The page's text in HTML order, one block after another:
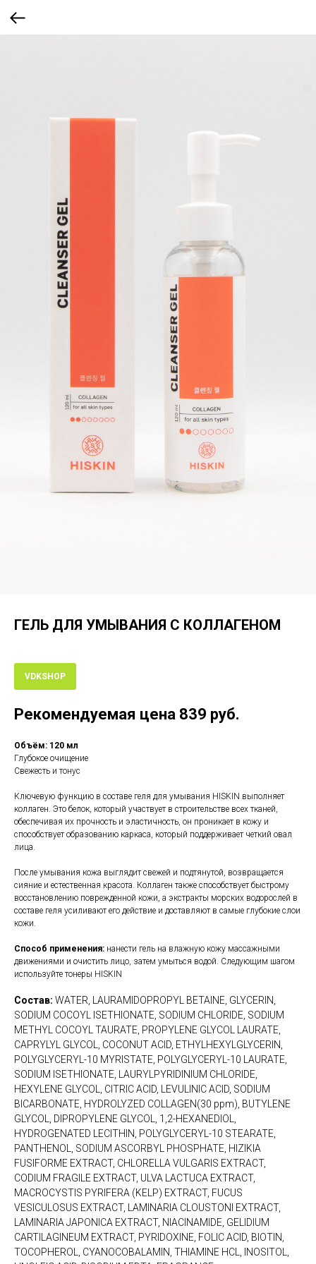
ГЕЛЬ ДЛЯ УМЫВАНИЯ С КОЛЛАГЕНОМ
VDKSHOP
Рекомендуемая цена 839 руб.
Объём: 120 мл
Глубокое очищение
Свежесть и тонус
Ключевую функцию в составе геля для умывания HISKIN выполняет
коллаген. Это белок, который участвует в строительстве всех тканей,
обеспечивая их прочность и эластичность, он проникает в кожу и
способствует образованию каркаса, который поддерживает четкий овал
лица.
После умывания кожа выглядит свежей и подтянутой, возвращается
сияние и естественная красота. Коллаген также способствует быстрому
восстановлению поврежденной кожи, а экстракты морских водорослей в
составе геля усиливают его действие и доставляют в самые глубокие слои
кожи.
Способ применения: нанести гель на влажную кожу массажными
движениями и очистить лицо, затем умыться водой. Следующим шагом
используйте тонеры HISKIN
Состав: WATER, LAURAMIDOPROPYL BETAINE, GLYCERIN,
SODIUM COCOYL ISETHIONATE, SODIUM CHLORIDE, SODIUM
METHYL COCOYL TAURATE, PROPYLENE GLYCOL LAURATE,
CAPRYLYL GLYCOL, COCONUT ACID, ETHYLHEXYLGLYCERIN,
POLYGLYCERYL-10 MYRISTATE, POLYGLYCERYL-10 LAURATE,
SODIUM ISETHIONATE, LAURYLPYRIDINIUM CHLORIDE,
HEXYLENE GLYCOL, CITRIC ACID, LEVULINIC ACID, SODIUM
BICARBONATE, HYDROLYZED COLLAGEN(30 ppm), BUTYLENE
GLYCOL, DIPROPYLENE GLYCOL, 1,2-HEXANEDIOL,
HYDROGENATED LECITHIN, POLYGLYCERYL-10 STEARATE,
PANTHENOL, SODIUM ASCORBYL PHOSPHATE, HIZIKIA
FUSIFORME EXTRACT, CHLORELLA VULGARIS EXTRACT,
CODIUM FRAGILE EXTRACT, ULVA LACTUCA EXTRACT,
MACROCYSTIS PYRIFERA (KELP) EXTRACT, FUCUS
VESICULOSUS EXTRACT, LAMINARIA CLOUSTONI EXTRACT,
LAMINARIA JAPONICA EXTRACT, NIACINAMIDE, GELIDIUM
CARTILAGINEUM EXTRACT, PYRIDOXINE, FOLIC ACID, BIOTIN,
TOCOPHEROL, CYANOCOBALAMIN, THIAMINE HCL, INOSITOL,